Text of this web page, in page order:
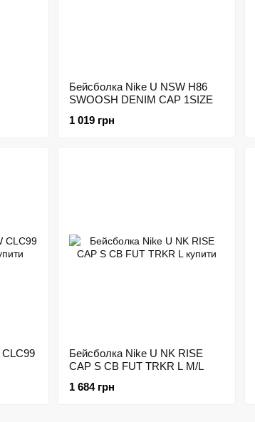
Бейсболка Nike U NSW H86
SWOOSH DENIM CAP 1SIZE
1 019 грн
Бейсболка Nike U NK RISE
CAP S CB FUT TRKR L M/L
1 684 грн